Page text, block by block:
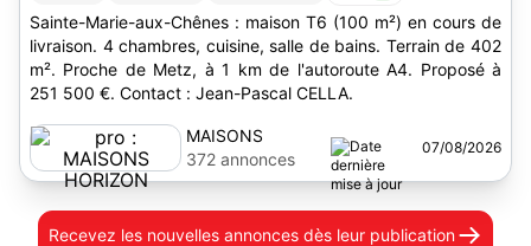
Sainte-Marie-aux-Chênes : maison T6 (100 m²) en cours de
livraison. 4 chambres, cuisine, salle de bains. Terrain de 402
m². Proche de Metz, à 1 km de l'autoroute A4. Proposé à
251 500 €. Contact : Jean-Pascal CELLA.
MAISONS
HORIZON
372 annonces
07/08/2026
Recevez les nouvelles annonces dès leur publication